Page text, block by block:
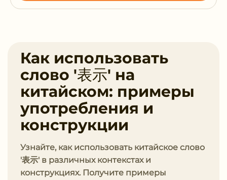
Как использовать
слово '表示' на
китайском: примеры
употребления и
конструкции
Узнайте, как использовать китайское слово
'表示' в различных контекстах и
конструкциях. Получите примеры